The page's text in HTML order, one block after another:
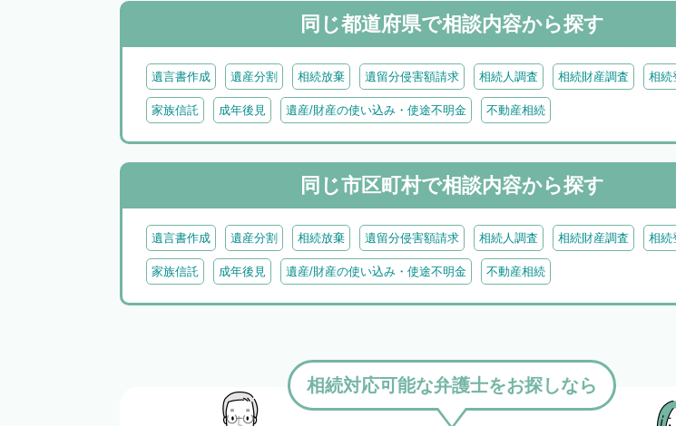
同じ都道府県で相談内容から探す
遺言書作成 遺産分割 相続放棄 遺留分侵害額請求 相続人調査 相続財産調査 相続
家族信託 成年後見 遺産/財産の使い込み・使途不明金 不動産相続
同じ市区町村で相談内容から探す
遺言書作成 遺産分割 相続放棄 遺留分侵害額請求 相続人調査 相続財産調査 相続
家族信託 成年後見 遺産/財産の使い込み・使途不明金 不動産相続
相続対応可能な弁護士をお探しなら